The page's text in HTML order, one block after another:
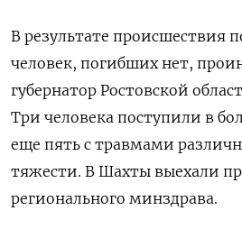
В результате происшествия
человек, погибших нет,
губернатор Ростовской
Три человека поступили в
еще пять с травмами
тяжести. В Шахты выехали
регионального минздрава.